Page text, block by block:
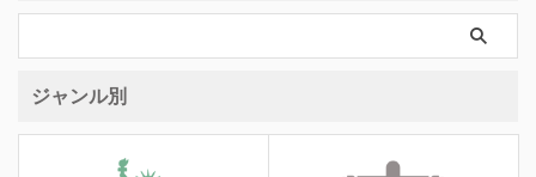
ジャンル別